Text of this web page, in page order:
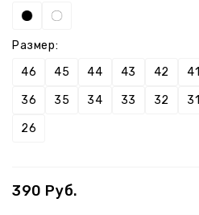
Размер:
46
45 44 43 42 41
36 35 34 33 32 31
26
390 Руб.